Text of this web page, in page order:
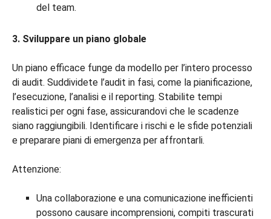
del team.
3. Sviluppare un piano globale
Un piano efficace funge da modello per l’intero processo
di audit. Suddividete l’audit in fasi, come la pianificazione,
l’esecuzione, l’analisi e il reporting. Stabilite tempi
realistici per ogni fase, assicurandovi che le scadenze
siano raggiungibili. Identificare i rischi e le sfide potenziali
e preparare piani di emergenza per affrontarli.
Attenzione:
Una collaborazione e una comunicazione inefficienti
possono causare incomprensioni, compiti trascurati